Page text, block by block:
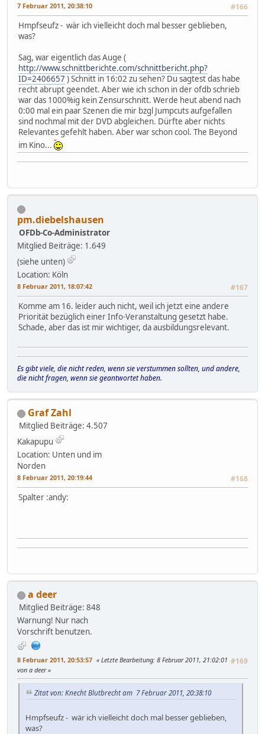
7 Februar 2011, 20:38:10 #166
Hmpfseufz - wär ich vielleicht doch mal besser geblieben,
was?
Sag, war eigentlich das Auge (
http://www.schnittberichte.com/schnittbericht.php?
ID=2406657 ) Schnitt in 16:02 zu sehen? Du sagtest das habe
recht abrupt geendet. Aber wie ich schon in der ofdb schrieb
war das 1000%ig kein Zensurschnitt. Werde heut abend nach
0:00 mal ein paar Szenen die mir bzgl Jumpcuts aufgefallen
sind nochmal mit der DVD abgleichen. Dürfte aber nichts
Relevantes gefehlt haben. Aber war schon cool. The Beyond
im Kino...
pm.diebelshausen
OFDb-Co-Administrator
Mitglied Beiträge: 1.649
(siehe unten)
Location: Köln
8 Februar 2011, 18:07:42 #167
Komme am 16. leider auch nicht, weil ich jetzt eine andere
Priorität bezüglich einer Info-Veranstaltung gesetzt habe.
Schade, aber das ist mir wichtiger, da ausbildungsrelevant.
Es gibt viele, die nicht reden, wenn sie verstummen sollten, und andere,
die nicht fragen, wenn sie geantwortet haben.
Graf Zahl
Mitglied Beiträge: 4.507
Kakapupu
Location: Unten und im
Norden
8 Februar 2011, 20:19:44 #168
Spalter :andy:
a deer
Mitglied Beiträge: 848
Warnung! Nur nach
Vorschrift benutzen.
8 Februar 2011, 20:53:57 #169
Letzte Bearbeitung: 8 Februar 2011, 21:02:01
von a deer
Zitat von: Knecht Blutbrecht am 7 Februar 2011, 20:38:10
Hmpfseufz - wär ich vielleicht doch mal besser geblieben,
was?